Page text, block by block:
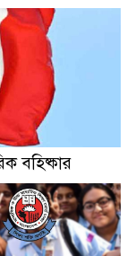
বহিষ্কার